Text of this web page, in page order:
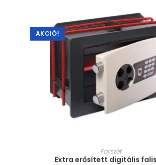
AKCIÓ!
MÉRET VÁLASZTÁSA
Faliszéf
Extra erősített digitális